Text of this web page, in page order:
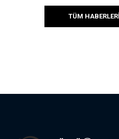
TÜM